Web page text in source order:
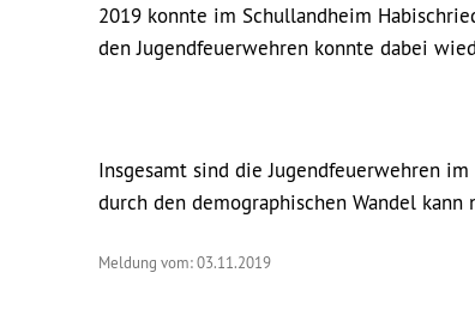
2019 konnte im Schullandheim
den Jugendfeuerwehren konnte dabei
Insgesamt sind die Jugendfeuerwehren
durch den demographischen Wandel
Meldung vom: 03.11.2019